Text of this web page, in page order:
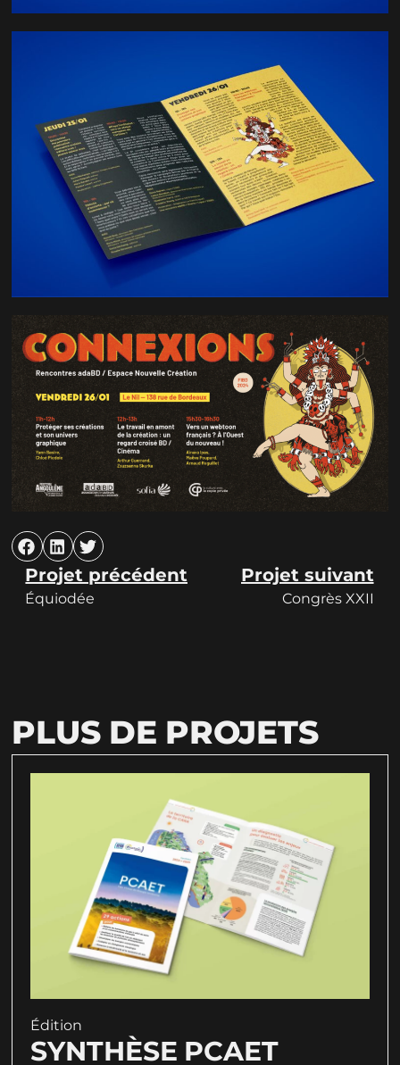
Projet précédent
Équiodée
Projet suivant
Congrès XXII
PLUS DE PROJETS
Édition
SYNTHÈSE PCAET